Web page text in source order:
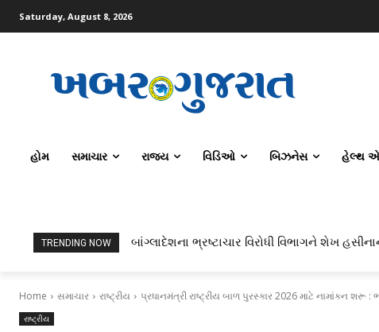
Saturday, August 8, 2026
હોમ સમાચાર રાજ્ય વિડિઓ બિઝનેસ હેલ્થ
TRENDING NOW ટોપર્સ કોમ્પ્યુટર સાયન્સ અને AI કરતાં સિવિલ
બાંગ્લાદેશના ભ્રષ્ટાચાર વિરોધી વિભાગને શેખ
Home સમાચાર રાષ્ટ્રીય પ્રધાનમંત્રી રાષ્ટ્રીય બાળ પુરસ્કાર 2026 માટે નામાંકન શરૂ
રાષ્ટ્રીય